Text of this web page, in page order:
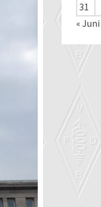
31
« Juni